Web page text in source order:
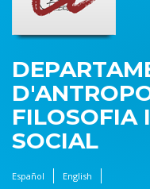
TRANSFERÈNCIA
FILOSOFIA
SOCIAL
Español English